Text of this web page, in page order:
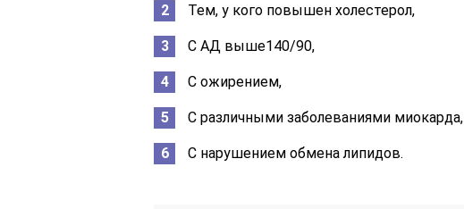
Тем, у кого повышен холестерол,
С АД выше140/90,
С ожирением,
С различными заболеваниями миокарда,
С нарушением обмена липидов.